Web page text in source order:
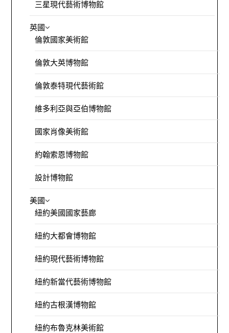
三星現代藝術博物館
英國
倫敦國家美術館
倫敦大英博物館
倫敦泰特現代藝術館
維多利亞與亞伯博物館
國家肖像美術館
約翰索恩博物館
設計博物館
美國
紐約美國國家藝廊
紐約大都會博物館
紐約現代藝術博物館
紐約新當代藝術博物館
紐約古根漢博物館
紐約布魯克林美術館